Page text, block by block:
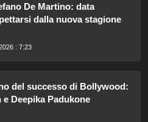
mai.
De Martino: data
dalla nuova stagione
: 7:23
del successo di Bollywood:
e Deepika Padukone